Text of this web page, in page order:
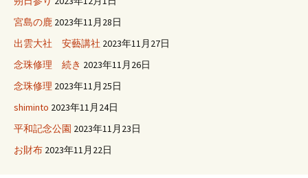
宮島の鹿 2023年11月28日
出雲大社 安藝講社 2023年11月27日
念珠修理 続き 2023年11月26日
念珠修理 2023年11月25日
shiminto 2023年11月24日
平和記念公園 2023年11月23日
お財布 2023年11月22日